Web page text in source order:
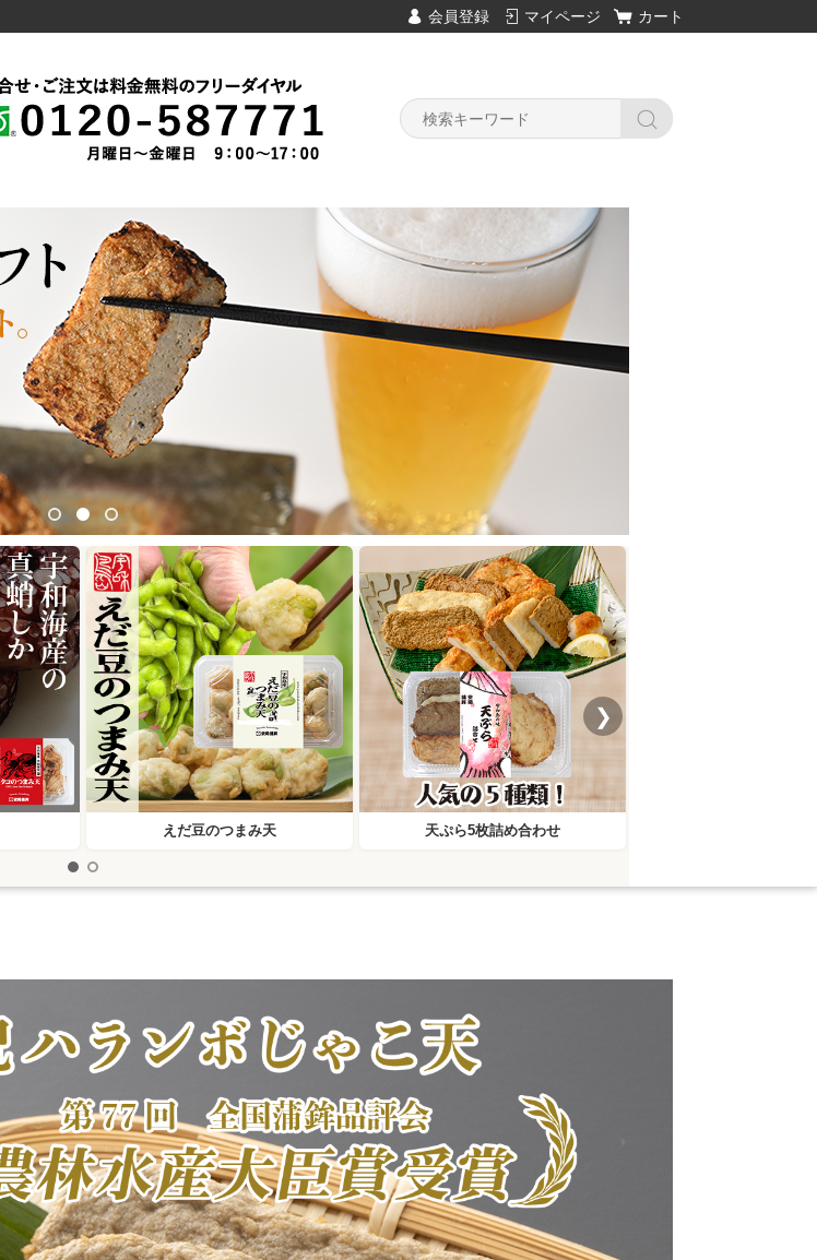
会員登録 マイページ カート
えだ豆のつまみ天 天ぷら5枚詰め合わせ
❯